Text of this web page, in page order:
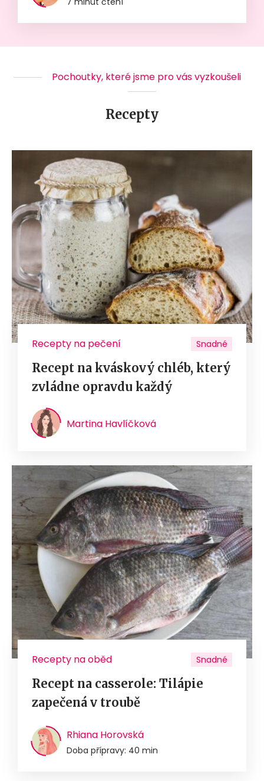
Pochoutky, které jsme pro vás vyzkoušeli
Recepty
Recepty na pečení Snadné
Recept na kváskový chléb, který
zvládne opravdu každý
Martina Havlíčková
Recepty na oběd Snadné
Recept na casserole: Tilápie
zapečená v troubě
Rhiana Horovská
Doba přípravy: 40 min